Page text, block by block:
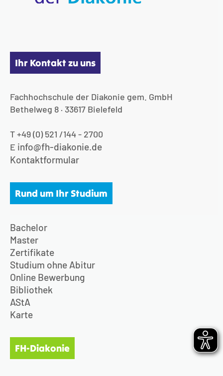
Ihr Kontakt zu uns
Fachhochschule der Diakonie gem. GmbH
Bethelweg 8 · 33617 Bielefeld
T +49 (0) 521 /144 - 2700
E info@fh-diakonie.de
Kontaktformular
Rund um Ihr Studium
Bachelor
Master
Zertifikate
Studium ohne Abitur
Online Bewerbung
Bibliothek
AStA
Karte
FH-Diakonie